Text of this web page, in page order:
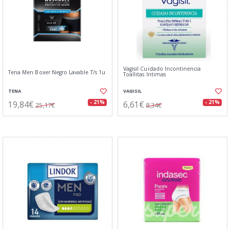
Tena Men Boxer Negro Lavable T/s 1u
TENA
19,84€ 25,17€ - 21%
Vagisil Cuidado Incontinencia
Toallitas Intimas
VAGISIL
6,61€ 8,34€ - 21%